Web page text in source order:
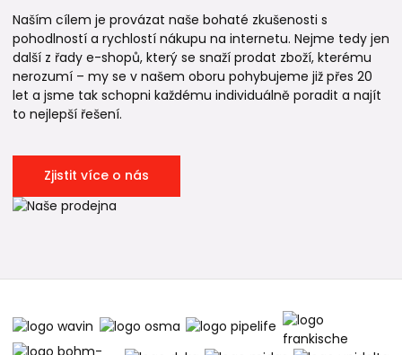
Naším cílem je provázat naše bohaté zkušenosti s
pohodlností a rychlostí nákupu na internetu. Nejme tedy jen
další z řady e-shopů, který se snaží prodat zboží, kterému
nerozumí – my se v našem oboru pohybujeme již přes 20
let a jsme tak schopni každému individuálně poradit a najít
to nejlepší řešení.
Zjistit více o nás